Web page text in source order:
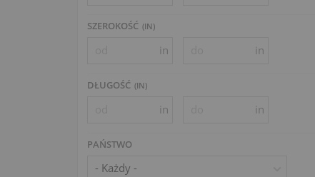
SZEROKOŚĆ (IN)
in in
DŁUGOŚĆ (IN)
in in
PAŃSTWO
- Każdy -